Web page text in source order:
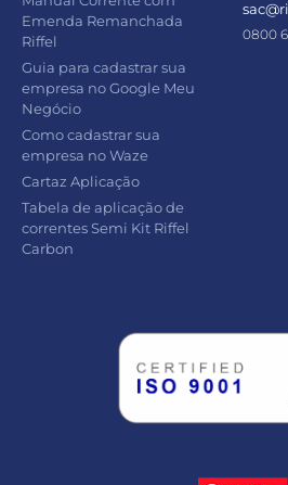
Emenda Remanchada
Riffel
Guia para cadastrar sua
empresa no Google Meu
Negócio
Como cadastrar sua
empresa no Waze
Cartaz Aplicação
Tabela de aplicação de
correntes Semi Kit Riffel
Carbon
0800